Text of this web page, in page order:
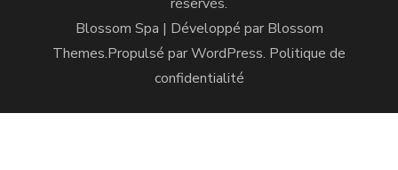
Blossom Spa | Développé par Blossom
Themes.Propulsé parWordPress. Politique de
confidentialité